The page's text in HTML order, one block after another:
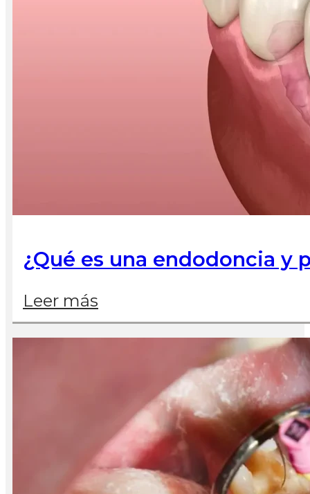
¿Qué es una endodoncia y
Leer más